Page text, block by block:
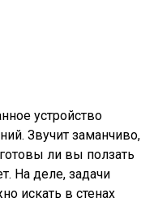
устройство
Звучит заманчиво,
ли вы ползать
На деле, задачи
искать в стенах